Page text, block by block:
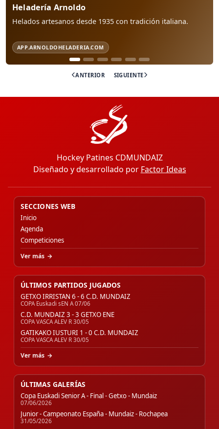
Heladería Arnoldo
Helados artesanos desde 1935 con tradición italiana.
APP.ARNOLDOHELADERIA.COM
ANTERIOR SIGUIENTE
Hockey Patines CDMUNDAIZ
Diseñado y desarrollado por Factor Ideas
SECCIONES WEB
Inicio
Agenda
Competiciones
Ver más
ÚLTIMOS PARTIDOS JUGADOS
GETXO IRRISTAN 6 - 6 C.D. MUNDAIZ
COPA Euskadi sEN A 07/06
C.D. MUNDAIZ 3 - 3 GETXO ENE
COPA VASCA ALEV R 30/05
GATIKAKO IUSTURI 1 - 0 C.D. MUNDAIZ
COPA VASCA ALEV R 30/05
Ver más
ÚLTIMAS GALERÍAS
Copa Euskadi Senior A - Final - Getxo - Mundaiz
07/06/2026
Junior - Campeonato España - Mundaiz - Rochapea
31/05/2026